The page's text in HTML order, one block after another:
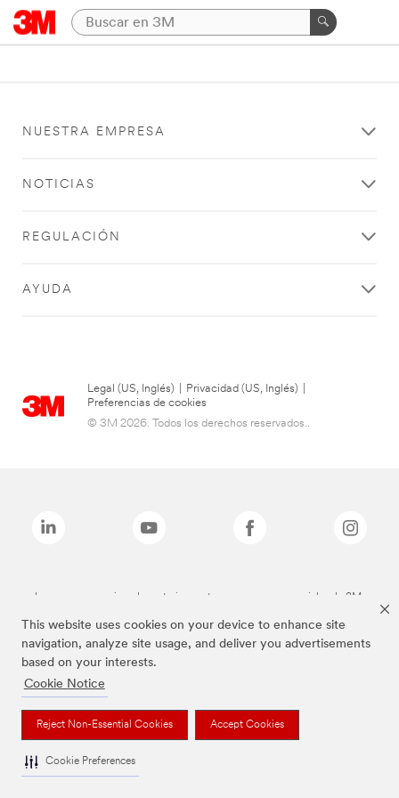
This website uses cookies on your device to enhance site
navigation, analyze site usage, and deliver you advertisements
based on your interests.
Cookie Notice
Reject Non-Essential Cookies Accept Cookies
Cookie Preferences
NUESTRA EMPRESA
NOTICIAS
REGULACIÓN
AYUDA
Legal (US, Inglés) Privacidad (US, Inglés)
Preferencias de cookies
© 3M 2026. Todos los derechos reservados..
Las marcas mencionadas anteriormente son marcas comerciales de 3M.